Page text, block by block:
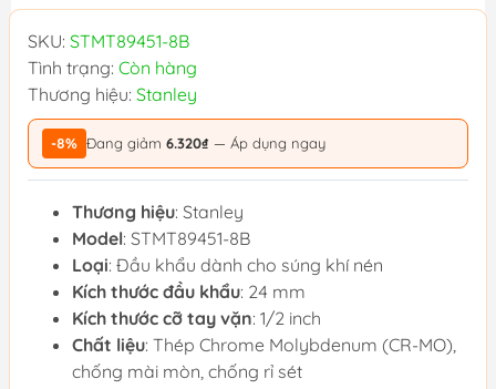
SKU: STMT89451-8B
Tình trạng: Còn hàng
Thương hiệu: Stanley
-8% Đang giảm 6.320₫ — Áp dụng ngay
Thương hiệu: Stanley
Model: STMT89451-8B
Loại: Đầu khẩu dành cho súng khí nén
Kích thước đầu khẩu: 24 mm
Kích thước cỡ tay vặn: 1/2 inch
Chất liệu: Thép Chrome Molybdenum (CR-MO),
chống mài mòn, chống rỉ sét